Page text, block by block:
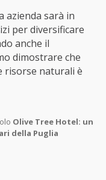
azienda sarà in
per diversificare
anche il
dimostrare che
risorse naturali è
Olive Tree Hotel: un
della Puglia